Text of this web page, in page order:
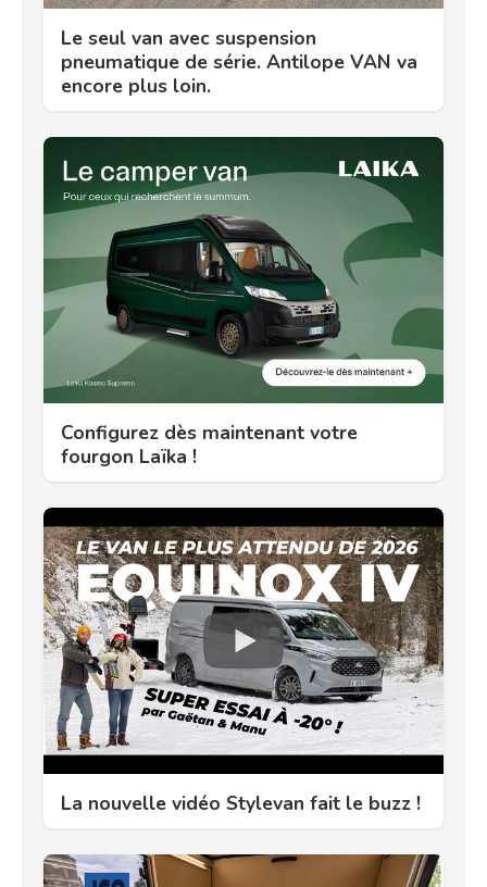
Le seul van avec suspension
pneumatique de série. Antilope VAN va
encore plus loin.
Configurez dès maintenant votre
fourgon Laïka !
La nouvelle vidéo Stylevan fait le buzz !